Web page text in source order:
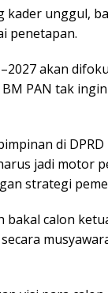
kader unggul,
penetapan.
akan
PAN tak
di
jadi motor
strategi
calon